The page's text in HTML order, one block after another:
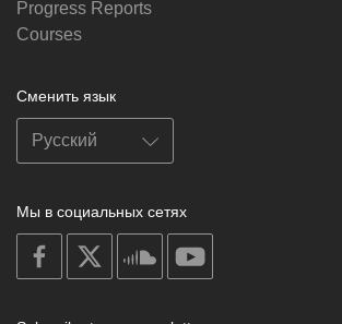
Progress Reports
Courses
Сменить язык
Мы в социальных сетях
on
facebook
soundcloud